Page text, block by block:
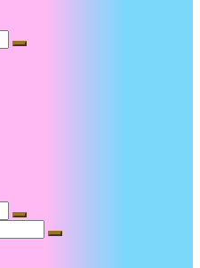
Suche
Suche
Suche